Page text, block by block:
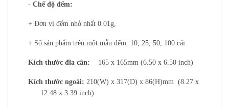
- Chế độ đếm:
+ Đơn vị đếm nhỏ nhất 0.01g,
+ Số sản phẩm trên một mẫu đếm: 10, 25, 50, 100 cái
Kích thước đĩa cân: 165 x 165mm (6.50 x 6.50 inch)
Kích thước ngoài: 210(W) x 317(D) x 86(H)mm (8.27 x
12.48 x 3.39 inch)